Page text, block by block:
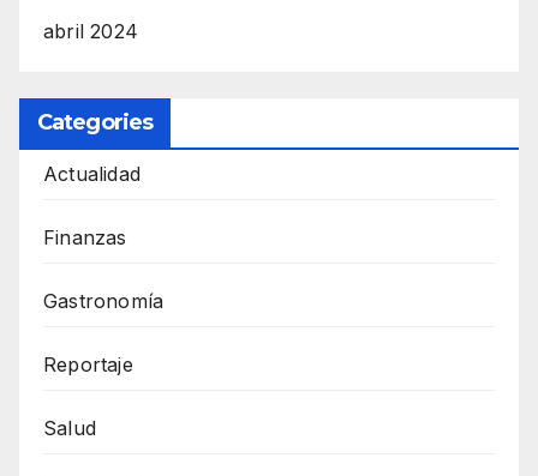
abril 2024
Categories
Actualidad
Finanzas
Gastronomía
Reportaje
Salud